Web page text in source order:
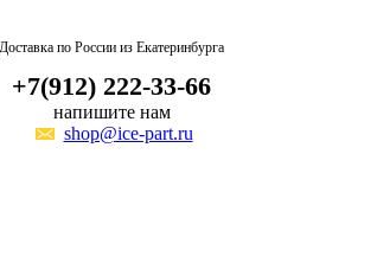
Доставка по России из Екатеринбурга
+7(912) 222-33-66
напишите нам
shop@ice-part.ru